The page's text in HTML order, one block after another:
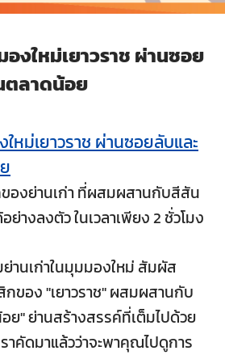
งใหม่เยาวราช ผ่านซอย
ตลาดน้อย
หม่เยาวราช ผ่านซอยลับและ
องย่านเก่า ที่ผสมผสานกับสีสัน
างลงตัว ในเวลาเพียง 2 ชั่วโมง
ย่านเก่าในมุมมองใหม่ สัมผัส
ของ "เยาวราช" ผสมผสานกับ
ย" ย่านสร้างสรรค์ที่เต็มไปด้วย
าคัดมาแล้วว่าจะพาคุณไปดูการ